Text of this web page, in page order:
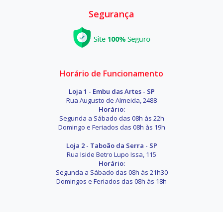
Segurança
Horário de Funcionamento
Loja 1 - Embu das Artes - SP
Rua Augusto de Almeida, 2488
Horário:
Segunda a Sábado das 08h às 22h
Domingo e Feriados das 08h às 19h
Loja 2 - Taboão da Serra - SP
Rua Iside Betro Lupo Issa, 115
Horário:
Segunda a Sábado das 08h às 21h30
Domingos e Feriados das 08h às 18h